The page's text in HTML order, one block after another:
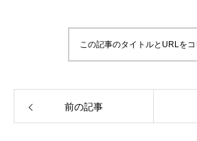
この記事のタイトルとURLを
前の記事